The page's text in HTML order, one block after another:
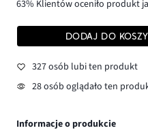
63% Klientów oceniło produkt
DODAJ DO
327 osób lubi ten produkt
28 osób oglądało ten
Informacje o produkcie